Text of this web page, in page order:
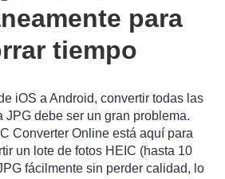
para
tiempo
iOS a Android, convertir todas las
JPG debe ser un gran problema.
Converter Online está aquí para
un lote de fotos HEIC (hasta 10
fácilmente sin perder calidad, lo